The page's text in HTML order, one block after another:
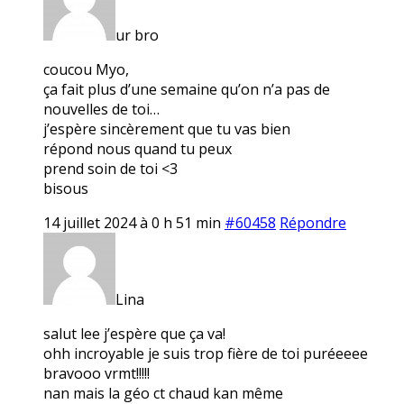
ur bro
coucou Myo,
ça fait plus d’une semaine qu’on n’a pas de
nouvelles de toi…
j’espère sincèrement que tu vas bien
répond nous quand tu peux
prend soin de toi <3
bisous
14 juillet 2024 à 0 h 51 min #60458 Répondre
Lina
salut lee j’espère que ça va!
ohh incroyable je suis trop fière de toi puréeeee
bravooo vrmt!!!!!
nan mais la géo ct chaud kan même